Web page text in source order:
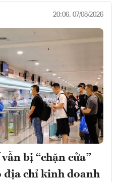
20:06, 07/08/2026
bị “chặn cửa”
địa chỉ kinh doanh